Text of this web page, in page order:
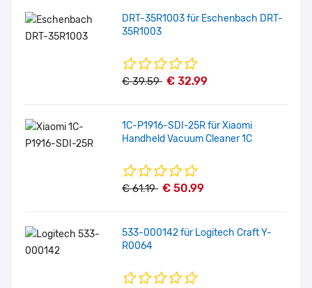
DRT-35R1003 für Eschenbach DRT-
35R1003
€ 39.59 € 32.99
1C-P1916-SDI-25R für Xiaomi
Handheld Vacuum Cleaner 1C
€ 61.19 € 50.99
533-000142 für Logitech Craft Y-
R0064